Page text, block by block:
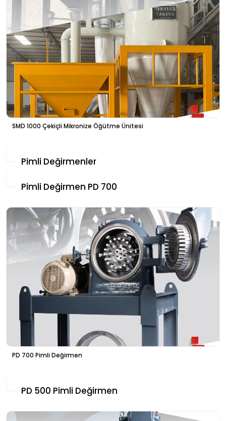
SMD 1000 Çekiçli Mikronize Öğütme Ünitesi
Pimli Değirmenler
Pimli Değirmen PD 700
PD 700 Pimli Değirmen
PD 500 Pimli Değirmen